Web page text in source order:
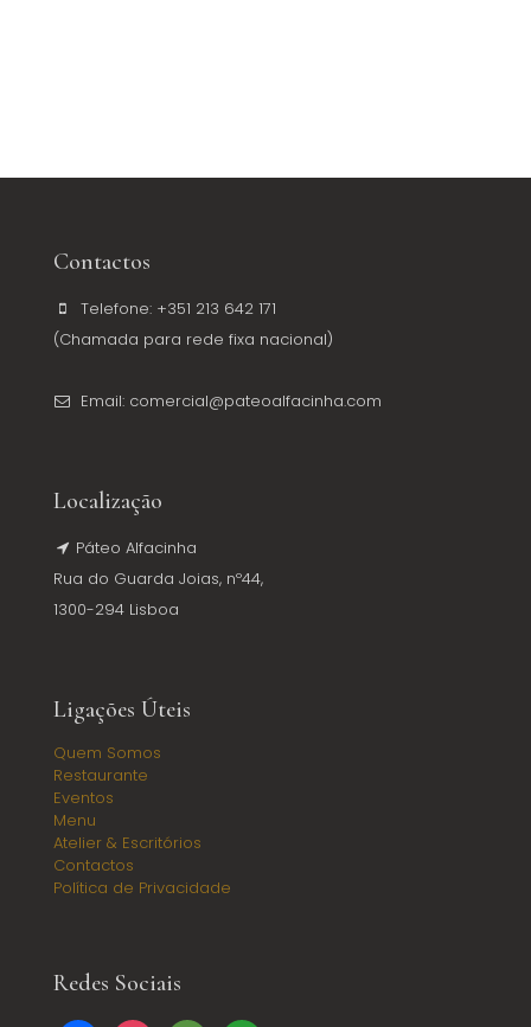
Contactos
Telefone: +351 213 642 171
(Chamada para rede fixa nacional)
Email: comercial@pateoalfacinha.com
Localização
Páteo Alfacinha
Rua do Guarda Joias, nº44,
1300-294 Lisboa
Ligações Úteis
Quem Somos
Restaurante
Eventos
Menu
Atelier & Escritórios
Contactos
Política de Privacidade
Redes Sociais